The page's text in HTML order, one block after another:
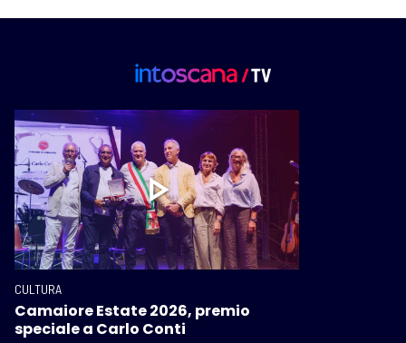
CULTURA
Camaiore Estate 2026, premio
speciale a Carlo Conti